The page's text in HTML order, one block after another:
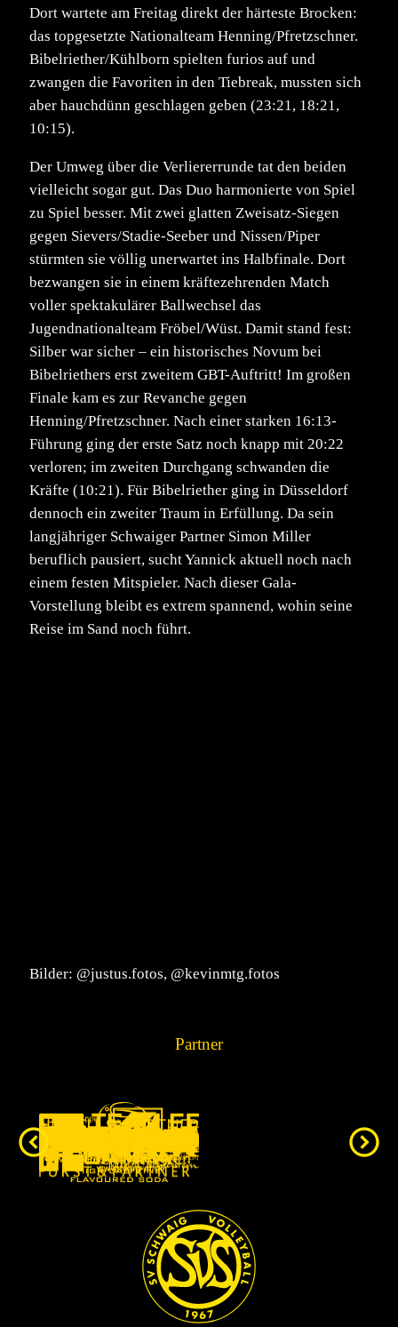
Dort wartete am Freitag direkt der härteste Brocken:
das topgesetzte Nationalteam Henning/Pfretzschner.
Bibelriether/Kühlborn spielten furios auf und
zwangen die Favoriten in den Tiebreak, mussten sich
aber hauchdünn geschlagen geben (23:21, 18:21,
10:15).
Der Umweg über die Verliererrunde tat den beiden
vielleicht sogar gut. Das Duo harmonierte von Spiel
zu Spiel besser. Mit zwei glatten Zweisatz-Siegen
gegen Sievers/Stadie-Seeber und Nissen/Piper
stürmten sie völlig unerwartet ins Halbfinale. Dort
bezwangen sie in einem kräftezehrenden Match
voller spektakulärer Ballwechsel das
Jugendnationalteam Fröbel/Wüst. Damit stand fest:
Silber war sicher – ein historisches Novum bei
Bibelriethers erst zweitem GBT-Auftritt! Im großen
Finale kam es zur Revanche gegen
Henning/Pfretzschner. Nach einer starken 16:13-
Führung ging der erste Satz noch knapp mit 20:22
verloren; im zweiten Durchgang schwanden die
Kräfte (10:21). Für Bibelriether ging in Düsseldorf
dennoch ein zweiter Traum in Erfüllung. Da sein
langjähriger Schwaiger Partner Simon Miller
beruflich pausiert, sucht Yannick aktuell noch nach
einem festen Mitspieler. Nach dieser Gala-
Vorstellung bleibt es extrem spannend, wohin seine
Reise im Sand noch führt.
Bilder: @justus.fotos, @kevinmtg.fotos
Partner